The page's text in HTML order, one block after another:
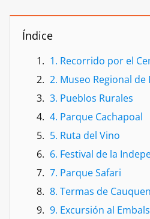
Índice
1. Recorrido por el
2. Museo Regional de
3. Pueblos Rurales
4. Parque Cachapoal
5. Ruta del Vino
6. Festival de la
7. Parque Safari
8. Termas de
9. Excursión al